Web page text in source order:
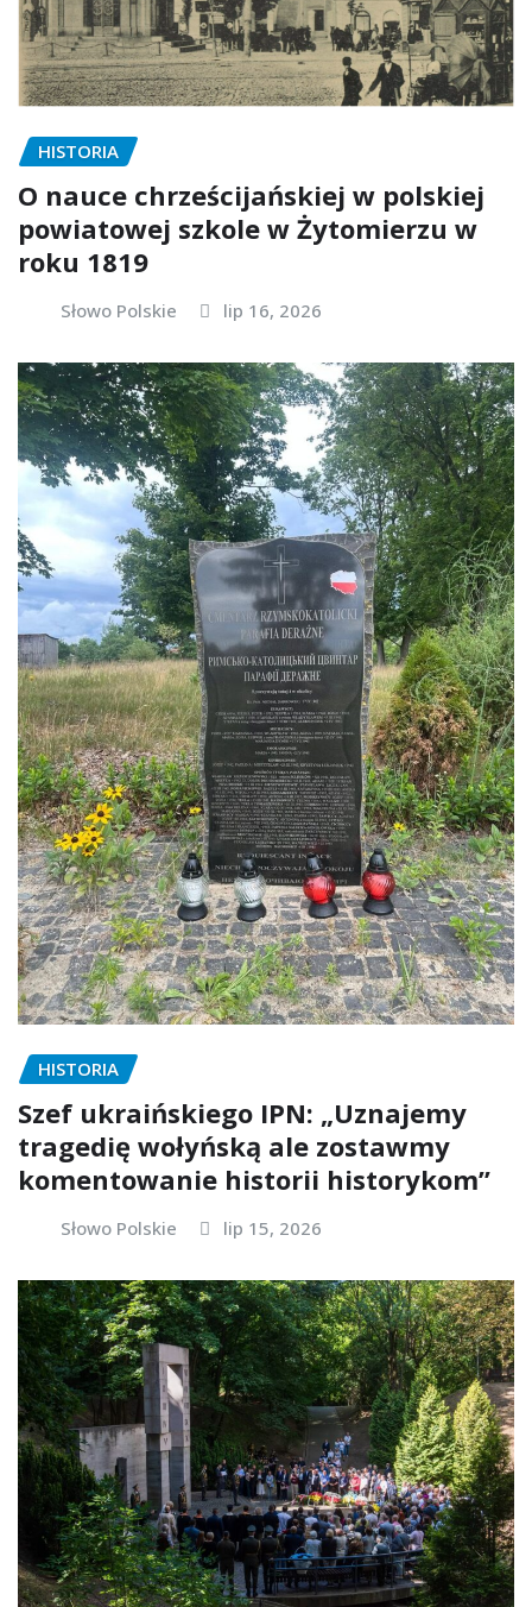
HISTORIA
O nauce chrześcijańskiej w polskiej
powiatowej szkole w Żytomierzu w
roku 1819
Słowo Polskie lip 16, 2026
HISTORIA
Szef ukraińskiego IPN: „Uznajemy
tragedię wołyńską ale zostawmy
komentowanie historii historykom”
Słowo Polskie lip 15, 2026